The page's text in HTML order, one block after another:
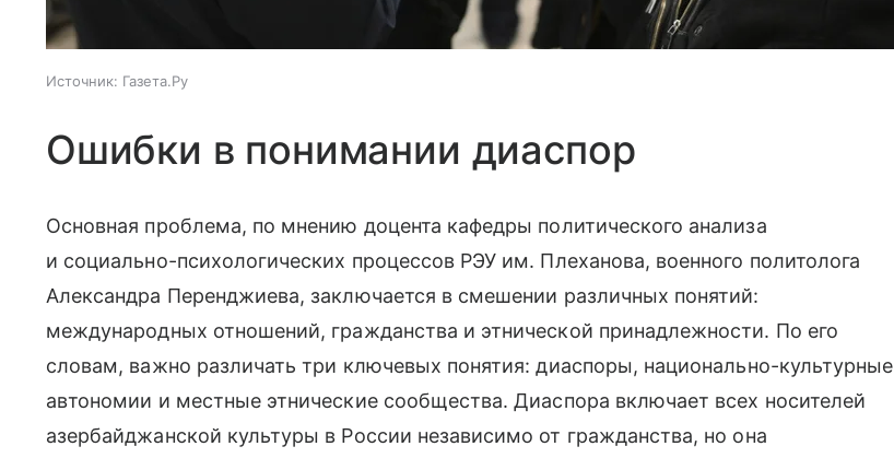
Источник: Газета.Ру
Ошибки в понимании диаспор
Основная проблема, по мнению доцента кафедры политического анализа
и социально-психологических процессов РЭУ им. Плеханова, военного политолога
Александра Перенджиева, заключается в смешении различных понятий:
международных отношений, гражданства и этнической принадлежности. По его
словам, важно различать три ключевых понятия: диаспоры, национально-культурные
автономии и местные этнические сообщества. Диаспора включает всех носителей
азербайджанской культуры в России независимо от гражданства, но она